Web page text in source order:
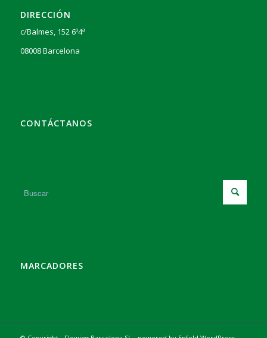
DIRECCIÓN
c/Balmes, 152 6º4ª
08008 Barcelona
CONTÁCTANOS
MARCADORES